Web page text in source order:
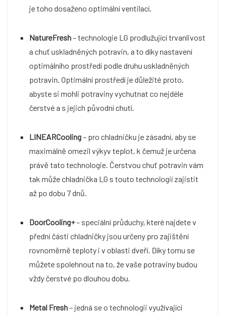
je toho dosaženo optimální ventilací.
NatureFresh– technologie LG prodlužující trvanlivost
a chuť uskladněných potravin, a to díky nastavení
optimálního prostředí podle druhu uskladněných
potravin. Optimální prostředí je důležité proto,
abyste si mohli potraviny vychutnat co nejdéle
čerstvé a s jejich původní chutí.
LINEARCooling– pro chladničku je zásadní, aby se
maximálně omezil výkyv teplot, k čemuž je určena
právě tato technologie. Čerstvou chuť potravin vám
tak může chladnička LG s touto technologií zajistit
až po dobu 7 dnů.
DoorCooling+– speciální průduchy, které najdete v
přední části chladničky jsou určeny pro zajištění
rovnoměrně teploty i v oblasti dveří. Díky tomu se
můžete spolehnout na to, že vaše potraviny budou
vždy čerstvé po dlouhou dobu.
Metal Fresh– jedná se o technologii využívající